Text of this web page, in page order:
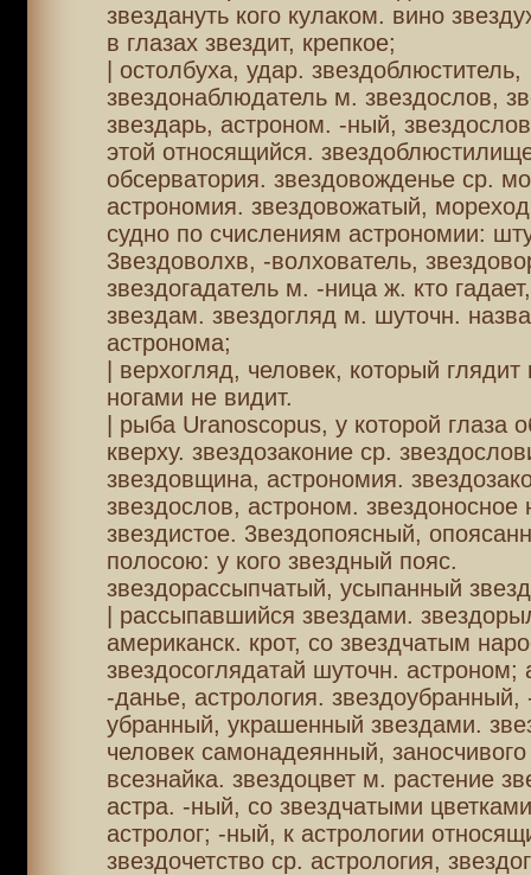
звездануть кого кулаком. вино
в глазах звездит, крепкое;
| остолбуха, удар. звездоблюститель,
звездонаблюдатель м. звездослов,
звездарь, астроном. -ный,
этой относящийся.
обсерватория. звездовожденье ср.
астрономия. звездовожатый,
судно по счислениям астрономии:
3вездоволхв, -волхователь,
звездогадатель м. -ница ж. кто
звездам. звездогляд м. шуточн.
астронома;
| верхогляд, человек, который
ногами не видит.
| рыба Uranoscopus, у которой глаза
кверху. звездозаконие ср.
звездовщина, астрономия.
звездослов, астроном. звездоносное
звездистое. 3вездопоясный,
полосою: у кого звездный пояс.
звездорассыпчатый, усыпанный
| рассыпавшийся звездами.
американск. крот, со звездчатым
звездосоглядатай шуточн. астроном;
-данье, астрология.
убранный, украшенный звездами.
человек самонадеянный,
всезнайка. звездоцвет м. растение
астра. -ный, со звездчатыми
астролог; -ный, к астрологии
звездочетство ср. астрология,